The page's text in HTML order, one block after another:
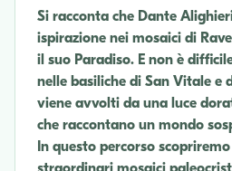
Si racconta che Dante
ispirazione nei mosaici di
il suo Paradiso. E non è
nelle basiliche di San Vitale e
viene avvolti da una luce
che raccontano un mondo
In questo percorso